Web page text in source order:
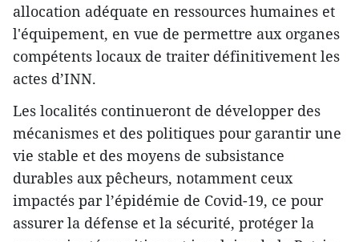
allocation adéquate en ressources humaines et
l'équipement, en vue de permettre aux organes
compétents locaux de traiter définitivement les
actes d’INN.
Les localités continueront de développer des
mécanismes et des politiques pour garantir une
vie stable et des moyens de subsistance
durables aux pêcheurs, notamment ceux
impactés par l’épidémie de Covid-19, ce pour
assurer la défense et la sécurité, protéger la